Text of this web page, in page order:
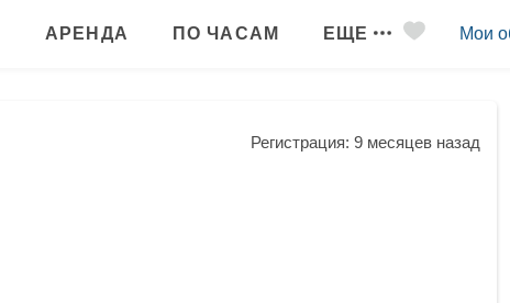
АРЕНДА ПО ЧАСАМ ЕЩЕ Мои
Регистрация: 9 месяцев назад